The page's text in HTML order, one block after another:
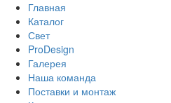
Главная
Каталог
Свет
ProDesign
Галерея
Наша команда
Поставки и монтаж